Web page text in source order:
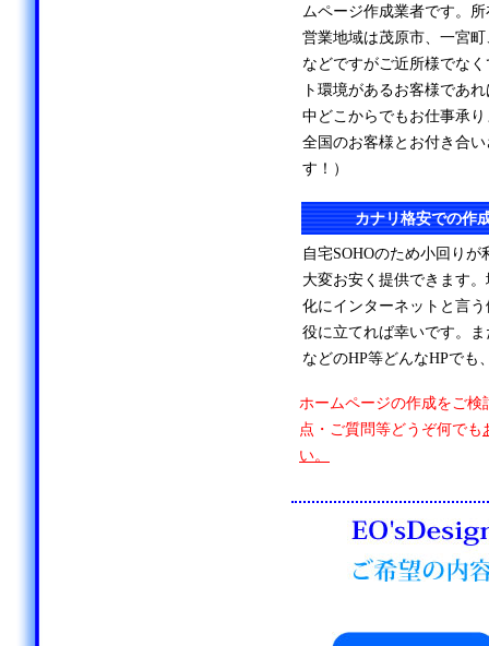
ムページ作成業者です。
営業地域は茂原市、一宮
などですがご近所様でな
ト環境があるお客様であ
中どこからでもお仕事承
全国のお客様とお付き合
す！）
カナリ格安での作
自宅SOHOのため小回り
大変お安く提供できます
化にインターネットと言
役に立てれば幸いです。
などのHP等どんなHPでも
ホームページの作成をご検
点・ご質問等どうぞ何でも
い。